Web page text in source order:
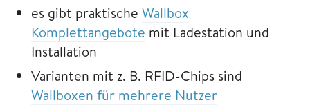
es gibt praktische Wallbox
Komplettangebote mit Ladestation und
Installation
Varianten mit z. B. RFID-Chips sind
Wallboxen für mehrere Nutzer